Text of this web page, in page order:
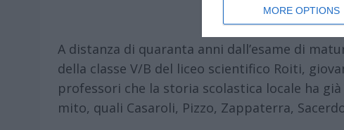
MORE OPTIONS
A distanza di quaranta anni dall’esame di
della classe V/B del liceo scientifico Roiti,
professori che la storia scolastica locale ha
mito, quali Casaroli, Pizzo, Zappaterra,